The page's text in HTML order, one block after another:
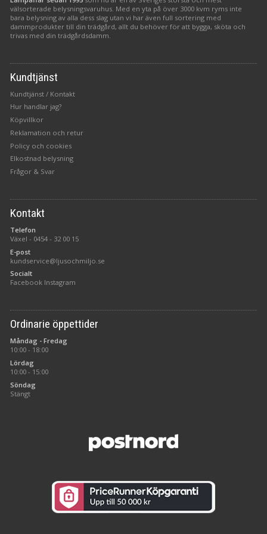
välsorterade belysningsvaruhus. Med en yta på över 3000 kvm ryms inte
bara belysning av alla dess slag utan vi har även full sortering med
dammprodukter till din trädgård, allt du behöver för att bygga, sköta och
trivas med din trädgårdsdamm.
Kundtjänst
Kundtjänst / Kontakt
Hur handlar jag?
Köpvillkor
Reklamation och retur
Policy och cookies
Elkostnad belysning
Frågor & Svar
Kontakt
Telefon
Växel - 0454 - 32 00 15
E-post
kundservice@ljusochmiljo.se
Socialt
Facebook Instagram
Ordinarie öppettider
Måndag - Fredag
10:00 - 18:00
Lördag
10:00 - 15:00
Söndag
Stängt